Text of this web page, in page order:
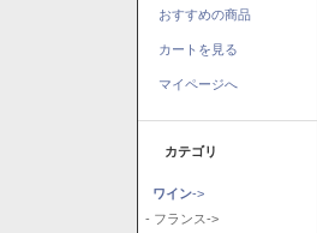
おすすめの商品
カートを見る
マイページへ
カテゴリ
ワイン->
- フランス->